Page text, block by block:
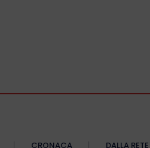
CRONACA DALLA RETE